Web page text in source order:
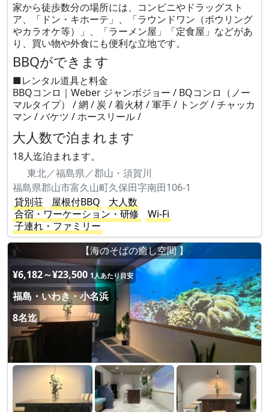
家から徒歩数分の場所には、コンビニやドラッグスト
ア、「ドン・キホーテ」、「ラウンドワン（ボウリング
やカラオケ等）」、「ラーメン屋」「定食屋」などがあ
り、買い物や外食にも便利な立地です。
BBQができます
■レンタル道具と料金
BBQコンロ｜Weber ジャンボジョー / BQコンロ（ノー
マルタイプ） / 網 / 炭 / 着火材 / 軍手 / トング / チャッカ
マン / バケツ / ホースリール /
大人数で泊まれます
18人迄泊まれます。
東北／福島県／郡山・須賀川
福島県郡山市富久山町久保田字南田106-1
貸別荘
屋根付BBQ
大人数
合宿・ワーケーション・研修
Wi-Fi
子連れ・ファミリー
【海のそばの癒し空間 】
¥6,182～¥23,500 1人あたり目安
福島・いわき・小名浜
8名迄